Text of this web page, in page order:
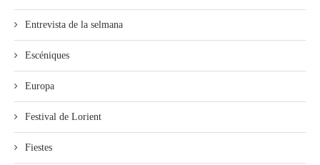
Entrevista de la selmana
Escéniques
Europa
Festival de Lorient
Fiestes